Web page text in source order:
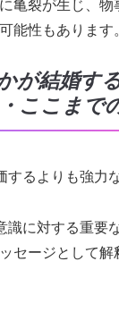
亀裂が生じ、物
能性もあります
が結婚す
ここまで
するよりも強力
識に対する重要
セージとして解